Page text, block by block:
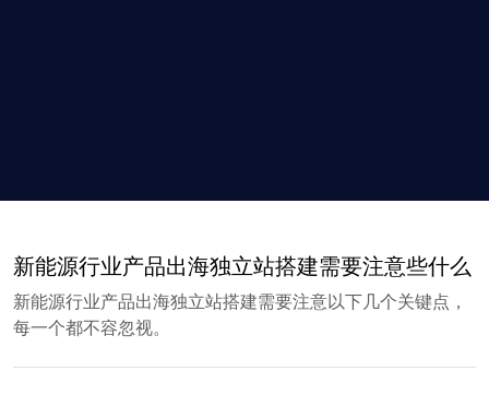
新能源行业产品出海独立站搭建需要注意些什么
新能源行业产品出海独立站搭建需要注意以下几个关键点，
每一个都不容忽视。